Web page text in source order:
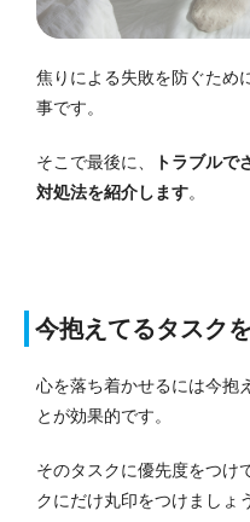
焦りによる失敗を防ぐため
事です。
そこで最後に、
トラブルで
対処法を紹介します。
今抱えてるタスク
心を落ち着かせるには今抱
とが効果的です。
そのタスクに優先度をつけ
クにだけ丸印をつけましょ